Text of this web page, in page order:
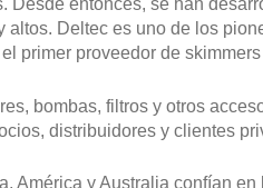
Desde entonces, se han
Deltec es uno de los
primer proveedor de
bombas, filtros y otros
distribuidores y clientes
América y Australia confían